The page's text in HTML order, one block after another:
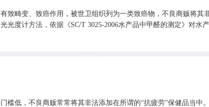
致畸变、致癌作用，被世卫组织列为一类致癌物，不良商贩将其
光度计方法，依据《SC/T 3025-2006水产品中甲醛的测定》对水
槛低，不良商贩常常将其非法添加在所谓的“抗疲劳”保健品当中